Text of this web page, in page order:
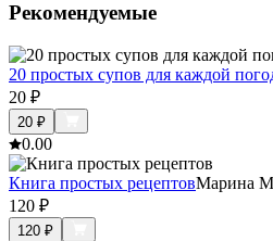
Рекомендуемые
20 простых супов для каждой
20 ₽
20 ₽
0.00
Книга простых рецептовМарина
120 ₽
120 ₽